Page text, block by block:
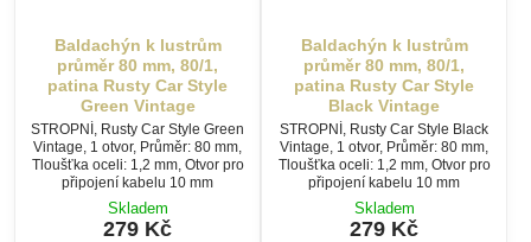
Baldachýn k lustrům
průměr 80 mm, 80/1,
patina Rusty Car Style
Green Vintage
STROPNÍ, Rusty Car Style Green
Vintage, 1 otvor, Průměr: 80 mm,
Tloušťka oceli: 1,2 mm, Otvor pro
připojení kabelu 10 mm
Skladem
279 Kč
Baldachýn k lustrům
průměr 80 mm, 80/1,
patina Rusty Car Style
Black Vintage
STROPNÍ, Rusty Car Style Black
Vintage, 1 otvor, Průměr: 80 mm,
Tloušťka oceli: 1,2 mm, Otvor pro
připojení kabelu 10 mm
Skladem
279 Kč